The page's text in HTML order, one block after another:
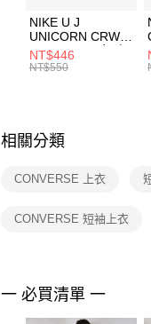
NIKE U J
UNICORN CRW
1PR -160 男女 中
統襪 FZ3393100
NT$446
NT$550
相關分類
CONVERSE 上衣
CONVERSE 短袖上衣
一 必買清單 一